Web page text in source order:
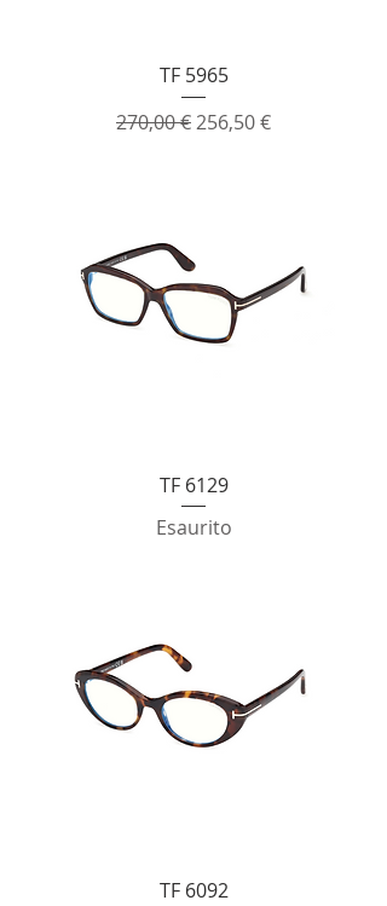
TF 5965
Prezzo regolare
270,00 € Prezzo scontato
256,50 €
TF 6129
Esaurito
TF 6092